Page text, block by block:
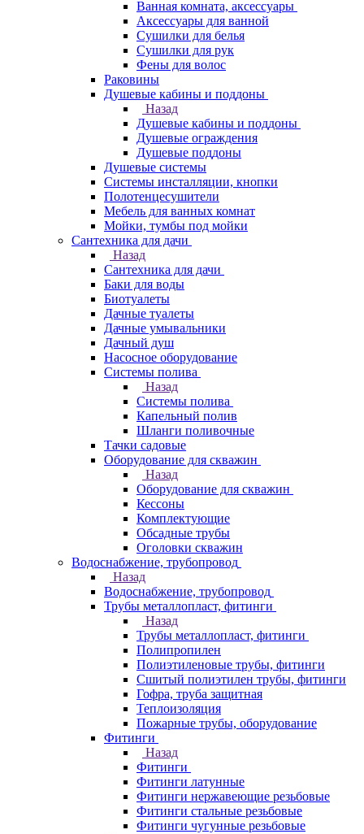
Ванная комната, аксессуары
Аксессуары для ванной
Сушилки для белья
Сушилки для рук
Фены для волос
Раковины
Душевые кабины и поддоны
Назад
Душевые кабины и поддоны
Душевые ограждения
Душевые поддоны
Душевые системы
Системы инсталляции, кнопки
Полотенцесушители
Мебель для ванных комнат
Мойки, тумбы под мойки
Сантехника для дачи
Назад
Сантехника для дачи
Баки для воды
Биотуалеты
Дачные туалеты
Дачные умывальники
Дачный душ
Насосное оборудование
Системы полива
Назад
Системы полива
Капельный полив
Шланги поливочные
Тачки садовые
Оборудование для скважин
Назад
Оборудование для скважин
Кессоны
Комплектующие
Обсадные трубы
Оголовки скважин
Водоснабжение, трубопровод
Назад
Водоснабжение, трубопровод
Трубы металлопласт, фитинги
Назад
Трубы металлопласт, фитинги
Полипропилен
Полиэтиленовые трубы, фитинги
Сшитый полиэтилен трубы, фитинги
Гофра, труба защитная
Теплоизоляция
Пожарные трубы, оборудование
Фитинги
Назад
Фитинги
Фитинги латунные
Фитинги нержавеющие резьбовые
Фитинги стальные резьбовые
Фитинги чугунные резьбовые